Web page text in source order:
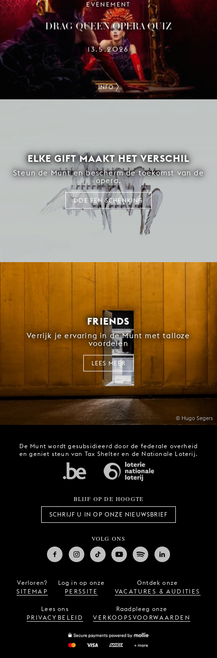
EVENEMENT
DRAG QUEEN OPERA QUIZ
13.5.2026
INFO
ELKE GIFT MAAKT HET VERSCHIL
Steun de Munt en bescherm de toekomst van de
opera.
DOE EEN SCHENKING
© Hugo Segers
FRIENDS
Verrijk je ervaring in de Munt met talloze
voordelen
LEES MEER
De Munt wordt gesubsidieerd door de federale overheid
en geniet steun van Tax Shelter en de Nationale Loterij.
BLIJF OP DE HOOGTE
SCHRIJF U IN OP ONZE NIEUWSBRIEF
VOLG ONS
Verloren?
SITEMAP
Log in op onze
PERSSITE
Ontdek onze
VACATURES & AUDITIES
Lees ons
PRIVACYBELEID
Raadpleeg onze
VERKOOPSVOORWAARDEN